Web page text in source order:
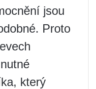
jsou
Proto
který